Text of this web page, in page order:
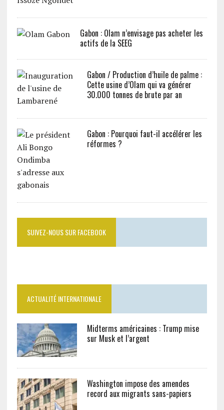
Gabon : Olam n’envisage pas acheter les
actifs de la SEEG
Gabon / Production d’huile de palme :
Cette usine d’Olam qui va générer
30.000 tonnes de brute par an
Gabon : Pourquoi faut-il accélérer les
réformes ?
SUIVEZ-NOUS SUR FACEBOOK
ACTUALITÉ INTERNATIONALE
Midterms américaines : Trump mise
sur Musk et l’argent
Washington impose des amendes
record aux migrants sans-papiers